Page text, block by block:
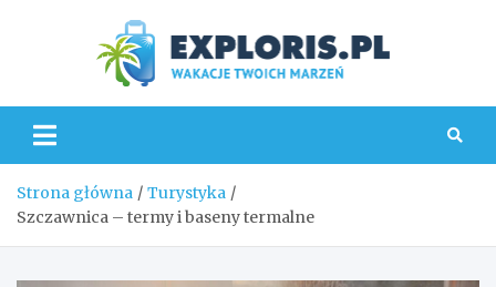
Strona główna
Turystyka
Szczawnica – termy i baseny termalne